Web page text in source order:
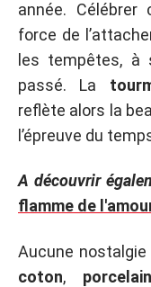
année. Célébrer
force de
les tempêtes, à
passé. La
reflète alors la
l’épreuve du
A découvrir
flamme de
Aucune
coton,